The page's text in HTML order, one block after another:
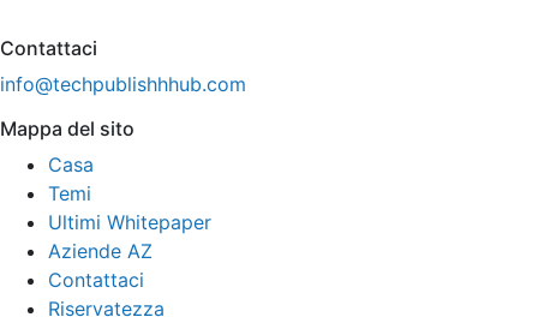
Contattaci
info@techpublishhhub.com
Mappa del sito
Casa
Temi
Ultimi Whitepaper
Aziende AZ
Contattaci
Riservatezza